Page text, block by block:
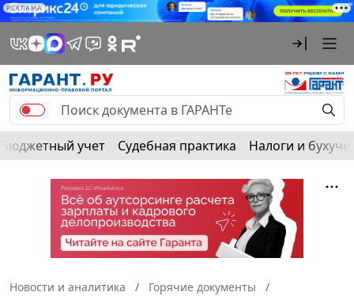
РЕКЛАМА
Бюджетный учет Судебная практика Налоги и
Новости и аналитика
Горячие документы